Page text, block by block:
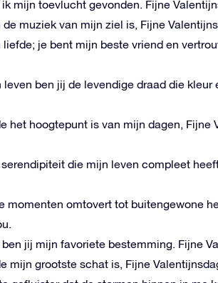
mijn toevlucht gevonden. Fijne
muziek van mijn ziel is, Fijne
je bent mijn beste vriend en
ben jij de levendige draad die kleur
het hoogtepunt is van mijn dagen, Fijne
die mijn leven compleet
momenten omtovert tot buitengewone
jij mijn favoriete bestemming. Fijne
mijn grootste schat is, Fijne